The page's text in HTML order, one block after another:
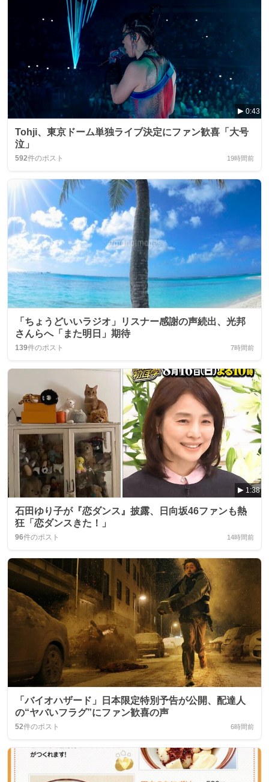
0:43
Tohji、東京ドーム単独ライブ決定にファン歓喜「大号
泣」
592件のポスト 19時間前
「ちょうどいいラジオ」リスナー感謝の声続出、光邦
さんらへ「また明日」期待
139件のポスト 7時間前
1:38
石田ゆり子が『恋ダンス』披露、日向坂46ファンも熱
狂「恋ダンスきた！」
96件のポスト 14時間前
「バイオハザード」日本限定特別予告が公開、配達人
の“ヤバいフラグ”にファン歓喜の声
52件のポスト 6時間前